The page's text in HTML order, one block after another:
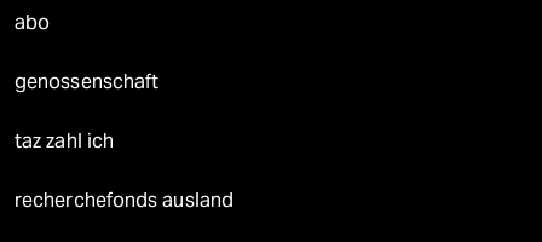
abo
genossenschaft
taz zahl ich
recherchefonds ausland